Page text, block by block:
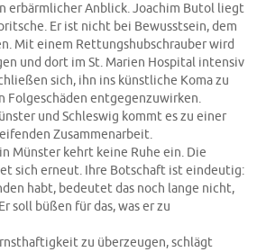
erbärmlicher Anblick. Joachim Butol liegt
Er ist nicht bei Bewusstsein, dem
Mit einem Rettungshubschrauber wird
und dort im St. Marien Hospital intensiv
sich, ihn ins künstliche Koma zu
Folgeschäden entgegenzuwirken.
und Schleswig kommt es zu einer
Zusammenarbeit.
Münster kehrt keine Ruhe ein. Die
sich erneut. Ihre Botschaft ist eindeutig:
habt, bedeutet das noch lange nicht,
soll büßen für das, was er zu
zu überzeugen, schlägt